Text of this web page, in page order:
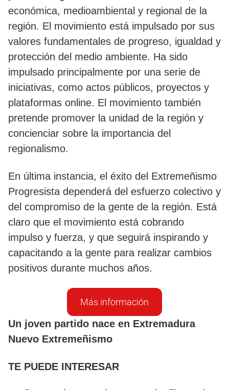
económica, medioambiental y regional de la
región. El movimiento está impulsado por sus
valores fundamentales de progreso, igualdad y
protección del medio ambiente. Ha sido
impulsado principalmente por una serie de
iniciativas, como actos públicos, proyectos y
plataformas online. El movimiento también
pretende promover la unidad de la región y
concienciar sobre la importancia del
regionalismo.
En última instancia, el éxito del Extremeñismo
Progresista dependerá del esfuerzo colectivo y
del compromiso de la gente de la región. Está
claro que el movimiento está cobrando
impulso y fuerza, y que seguirá inspirando y
capacitando a la gente para realizar cambios
positivos durante muchos años.
Más información
Un joven partido nace en Extremadura
Nuevo Extremeñismo
TE PUEDE INTERESAR